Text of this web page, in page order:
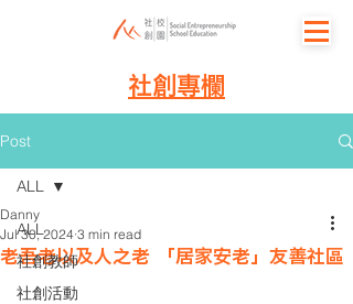
社創專欄
Post
ALL
社創教師
社創活動
ALL
老吾老以及人之老 「居家安老」友善社區
Danny
Jul 30, 2024 3 min read